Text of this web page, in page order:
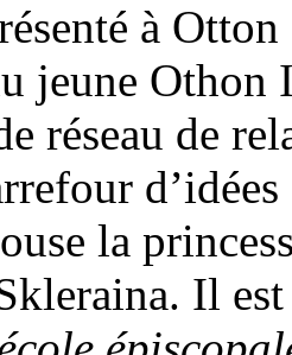
à
jeune Othon
réseau de
la
Il